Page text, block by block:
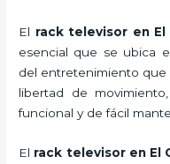
El rack televisor en El
esencial que se ubica
del entretenimiento
libertad de
funcional y de fácil
El rack televisoren El